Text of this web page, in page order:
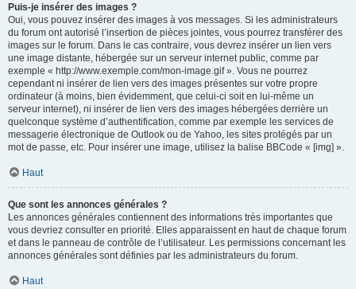
Puis-je insérer des images ?
Oui, vous pouvez insérer des images à vos messages. Si les administrateurs
du forum ont autorisé l’insertion de pièces jointes, vous pourrez transférer des
images sur le forum. Dans le cas contraire, vous devrez insérer un lien vers
une image distante, hébergée sur un serveur internet public, comme par
exemple « http://www.exemple.com/mon-image.gif ». Vous ne pourrez
cependant ni insérer de lien vers des images présentes sur votre propre
ordinateur (à moins, bien évidemment, que celui-ci soit en lui-même un
serveur internet), ni insérer de lien vers des images hébergées derrière un
quelconque système d’authentification, comme par exemple les services de
messagerie électronique de Outlook ou de Yahoo, les sites protégés par un
mot de passe, etc. Pour insérer une image, utilisez la balise BBCode « [img] ».
Haut
Que sont les annonces générales ?
Les annonces générales contiennent des informations très importantes que
vous devriez consulter en priorité. Elles apparaissent en haut de chaque forum
et dans le panneau de contrôle de l’utilisateur. Les permissions concernant les
annonces générales sont définies par les administrateurs du forum.
Haut